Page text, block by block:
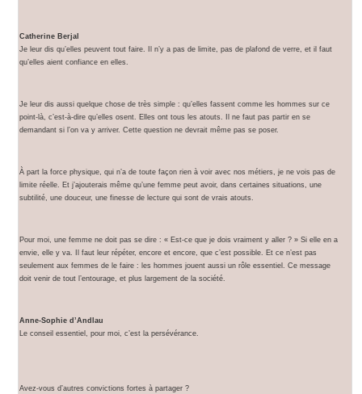
Catherine Berjal
Je leur dis qu’elles peuvent tout faire. Il n’y a pas de limite, pas de plafond de verre, et il faut
qu’elles aient confiance en elles.
Je leur dis aussi quelque chose de très simple : qu’elles fassent comme les hommes sur ce
point-là, c’est-à-dire qu’elles osent. Elles ont tous les atouts. Il ne faut pas partir en se
demandant si l’on va y arriver. Cette question ne devrait même pas se poser.
À part la force physique, qui n’a de toute façon rien à voir avec nos métiers, je ne vois pas de
limite réelle. Et j’ajouterais même qu’une femme peut avoir, dans certaines situations, une
subtilité, une douceur, une finesse de lecture qui sont de vrais atouts.
Pour moi, une femme ne doit pas se dire : « Est-ce que je dois vraiment y aller ? » Si elle en a
envie, elle y va. Il faut leur répéter, encore et encore, que c’est possible. Et ce n’est pas
seulement aux femmes de le faire : les hommes jouent aussi un rôle essentiel. Ce message
doit venir de tout l’entourage, et plus largement de la société.
Anne-Sophie d’Andlau
Le conseil essentiel, pour moi, c’est la persévérance.
Avez-vous d’autres convictions fortes à partager ?